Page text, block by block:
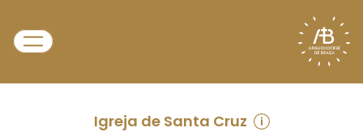
Igreja de Santa Cruz